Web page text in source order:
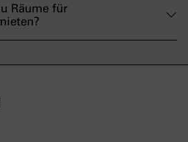
Räume für